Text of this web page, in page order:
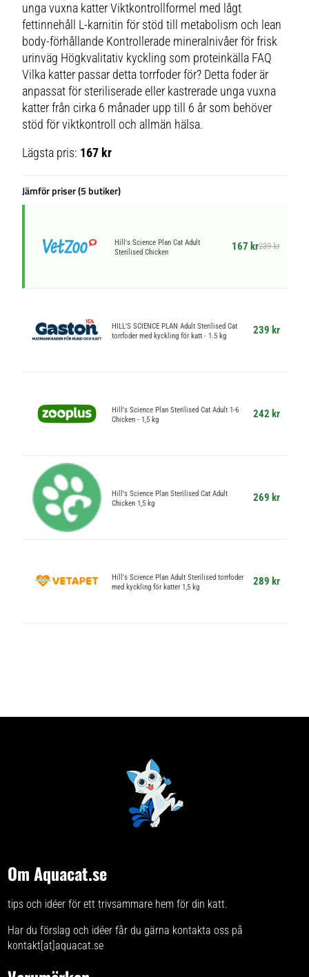
unga vuxna katter Viktkontrollformel med lågt
fettinnehåll L-karnitin för stöd till metabolism och lean
body-förhållande Kontrollerade mineralnivåer för frisk
urinväg Högkvalitativ kyckling som proteinkälla FAQ
Vilka katter passar detta torrfoder för? Detta foder är
anpassat för steriliserade eller kastrerade unga vuxna
katter från cirka 6 månader upp till 6 år som behöver
stöd för viktkontroll och allmän hälsa.
Lägsta pris: 167 kr
Jämför priser (5 butiker)
Hill's Science Plan Cat Adult
Sterilised Chicken
167 kr239 kr
HILL'S SCIENCE PLAN Adult Sterilised Cat
torrfoder med kyckling för katt - 1.5 kg
239 kr
Hill's Science Plan Sterilised Cat Adult 1-6
Chicken - 1,5 kg
242 kr
Hill's Science Plan Sterilised Cat Adult
Chicken 1,5 kg
269 kr
Hill's Science Plan Adult Sterilised torrfoder
med kyckling för katter 1,5 kg
289 kr
Om Aquacat.se
tips och idéer för ett trivsammare hem för din katt.
Har du förslag och idéer får du gärna kontakta oss på
kontakt[at]aquacat.se